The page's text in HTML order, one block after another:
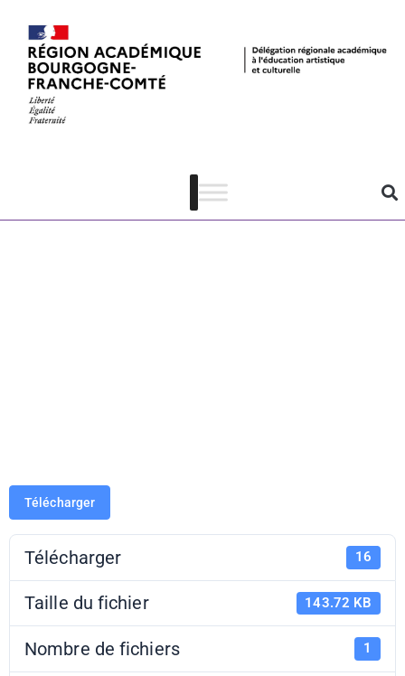
Fiche de
mission
Monument
Télécharger
Télécharger 16
Taille du fichier 143.72 KB
Nombre de fichiers 1